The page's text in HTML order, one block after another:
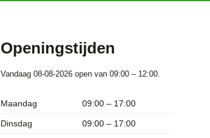
Openingstijden
Vandaag 08-08-2026 open van 09:00 – 12:00.
Maandag 09:00 – 17:00
Dinsdag 09:00 – 17:00